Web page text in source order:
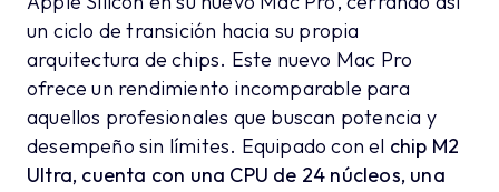
un ciclo de transición hacia su propia
arquitectura de chips. Este nuevo Mac Pro
ofrece un rendimiento incomparable para
aquellos profesionales que buscan potencia y
desempeño sin límites. Equipado con el chip M2
Ultra, cuenta con una CPU de 24 núcleos, una